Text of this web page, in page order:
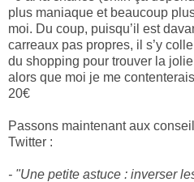
plus maniaque et beaucoup
moi. Du coup, puisqu’il est
carreaux pas propres, il s’y
du shopping pour trouver la
alors que moi je me
20€
Passons maintenant aux
Twitter :
- "Une petite astuce : inverser